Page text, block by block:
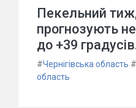
Пекельний
прогнозують
до +39
#Чернігівська область #
область